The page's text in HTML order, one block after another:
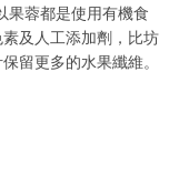
果蓉都是使用有機食
及人工添加劑，比坊
留更多的水果纖維。